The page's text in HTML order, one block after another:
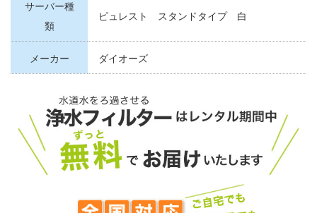
サーバー種
類
ピュレスト スタンドタイプ 白
メーカー ダイオーズ